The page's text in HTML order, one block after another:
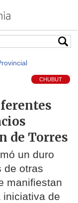
CHUBUT
de Torres
un duro
de otras
manifiestan
iniciativa de